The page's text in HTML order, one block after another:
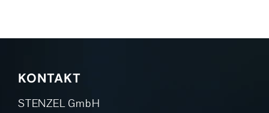
KONTAKT
STENZEL GmbH